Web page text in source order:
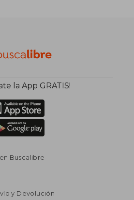
la App GRATIS!
Buscalibre
y Devolución